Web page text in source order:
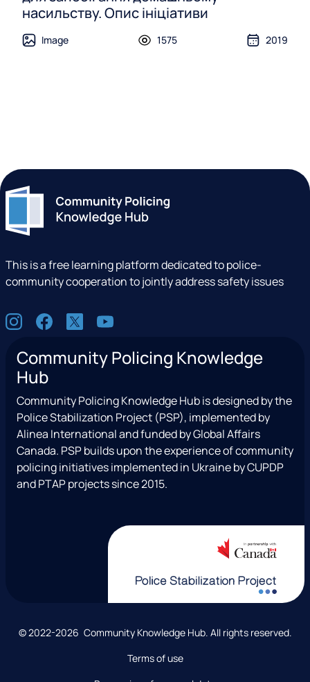
насильству. Опис ініціативи
Image 1575 2019
This is a free learning platform dedicated to police-
community cooperation to jointly address safety issues
S
oI
s
a
g
a
m
F
c
e
b
o
o
k
X
e
T
w
i
t
t
e
Y
u
u
b
e
Community Policing Knowledge
Hub
Community Policing Knowledge Hub is designed by the
Police Stabilization Project (PSP), implemented by
Alinea International and funded by Global Affairs
Canada. PSP builds upon the experience of community
policing initiatives implemented in Ukraine by CUPDP
and PTAP projects since 2015.
© 2022-2026 Community Knowledge Hub. All rights reserved.
Terms of use